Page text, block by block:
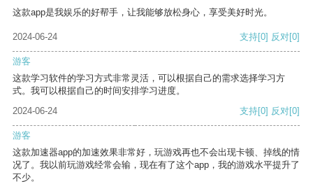
这款app是我娱乐的好帮手，让我能够放松身心，享受美好时光。
2024-06-24 支持[0] 反对[0]
游客
这款学习软件的学习方式非常灵活，可以根据自己的需求选择学习方
式。我可以根据自己的时间安排学习进度。
2024-06-24
支持[0] 反对[0]
游客
这款加速器app的加速效果非常好，玩游戏再也不会出现卡顿、掉线的情
况了。我以前玩游戏经常会输，现在有了这个app，我的游戏水平提升了
不少。